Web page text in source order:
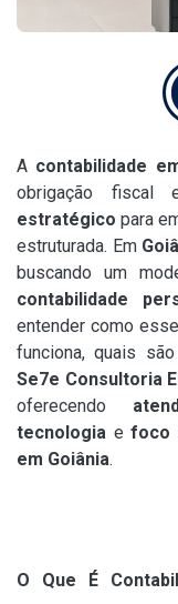
A contabilidade
obrigação
estratégico para
estruturada. Em
buscando um
contabilidade
entender como
funciona, quais
Se7e Consultoria
oferecendo
tecnologia e foco
em Goiânia.
O Que É